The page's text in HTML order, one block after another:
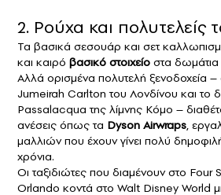
2. Ρούχα και πολυτελείς
Τα βασικά σεσουάρ και σετ
και καιρό βασικό στοιχείο στα
Αλλά ορισμένα πολυτελή ξενοδοχεία
Jumeirah Carlton του Λονδίνου και το
Passalacqua της λίμνης Κόμο –
ανέσεις όπως τα Dyson Airwraps,
μαλλιών που έχουν γίνει πολύ
χρόνια.
Οι ταξιδιώτες που διαμένουν στο
Orlando κοντά στο Walt Disney World